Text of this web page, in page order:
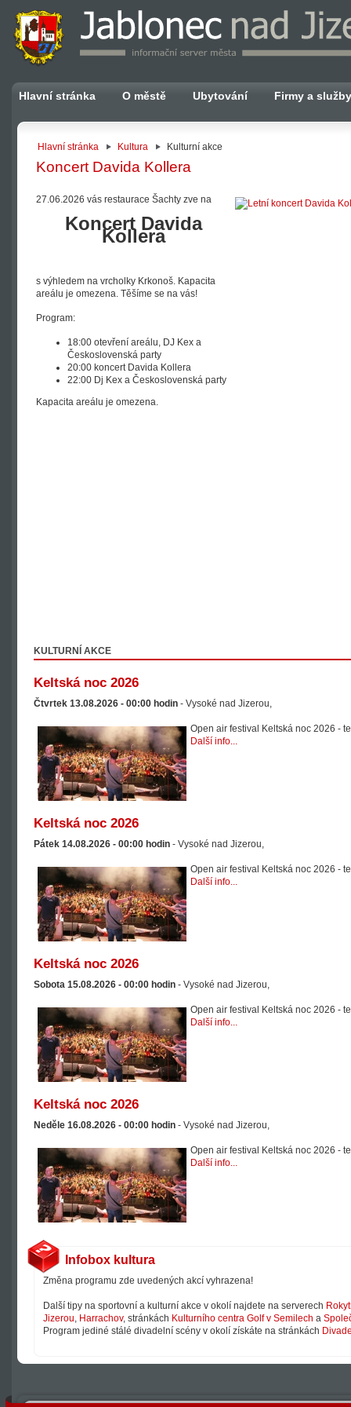
Hlavní stránka O městě Ubytování Firmy a služby
Hlavní stránka Kultura Kulturní akce
Koncert Davida Kollera
27.06.2026 vás restaurace Šachty zve na
Koncert Davida
Kollera
s výhledem na vrcholky Krkonoš. Kapacita
areálu je omezena. Těšíme se na vás!
Program:
18:00 otevření areálu, DJ Kex a
Československá party
20:00 koncert Davida Kollera
22:00 Dj Kex a Československá party
Kapacita areálu je omezena.
KULTURNÍ AKCE
Keltská noc 2026
Čtvrtek 13.08.2026 - 00:00 hodin - Vysoké nad Jizerou,
Open air festival Keltská noc 2026 -
Další info...
Keltská noc 2026
Pátek 14.08.2026 - 00:00 hodin - Vysoké nad Jizerou,
Open air festival Keltská noc 2026 -
Další info...
Keltská noc 2026
Sobota 15.08.2026 - 00:00 hodin - Vysoké nad Jizerou,
Open air festival Keltská noc 2026 -
Další info...
Keltská noc 2026
Neděle 16.08.2026 - 00:00 hodin - Vysoké nad Jizerou,
Open air festival Keltská noc 2026 -
Další info...
Infobox kultura
Změna programu zde uvedených akcí vyhrazena!
Další tipy na sportovní a kulturní akce v okolí najdete na serverech
Jizerou, Harrachov, stránkách Kulturního centra Golf v Semilech a
Program jediné stálé divadelní scény v okolí získáte na stránkách